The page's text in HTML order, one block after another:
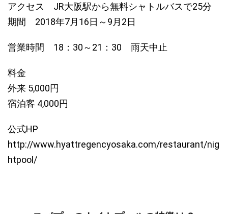
アクセス JR大阪駅から無料シャトルバスで25分
期間 2018年7月16日～9月2日
営業時間 18：30～21：30 雨天中止
料金
外来 5,000円
宿泊客 4,000円
公式HP
http://www.hyattregencyosaka.com/restaurant/nig
htpool/